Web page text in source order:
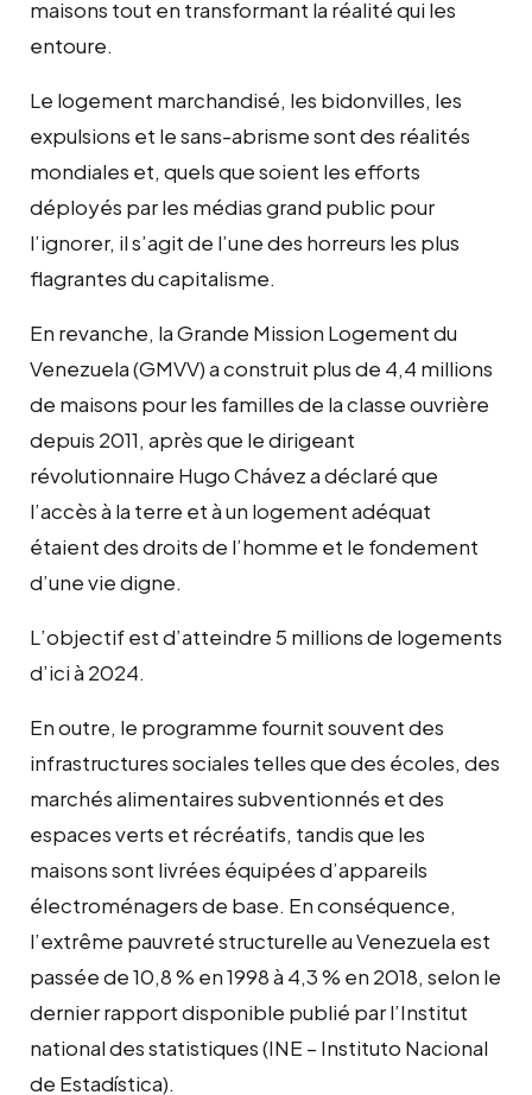
maisons tout en transformant la réalité qui les
entoure.
Le logement marchandisé, les bidonvilles, les
expulsions et le sans-abrisme sont des réalités
mondiales et, quels que soient les efforts
déployés par les médias grand public pour
l’ignorer, il s’agit de l’une des horreurs les plus
flagrantes du capitalisme.
En revanche, la Grande Mission Logement du
Venezuela (GMVV) a construit plus de 4,4 millions
de maisons pour les familles de la classe ouvrière
depuis 2011, après que le dirigeant
révolutionnaire Hugo Chávez a déclaré que
l’accès à la terre et à un logement adéquat
étaient des droits de l’homme et le fondement
d’une vie digne.
L’objectif est d’atteindre 5 millions de logements
d’ici à 2024.
En outre, le programme fournit souvent des
infrastructures sociales telles que des écoles, des
marchés alimentaires subventionnés et des
espaces verts et récréatifs, tandis que les
maisons sont livrées équipées d’appareils
électroménagers de base. En conséquence,
l’extrême pauvreté structurelle au Venezuela est
passée de 10,8 % en 1998 à 4,3 % en 2018, selon le
dernier rapport disponible publié par l’Institut
national des statistiques (INE – Instituto Nacional
de Estadística).